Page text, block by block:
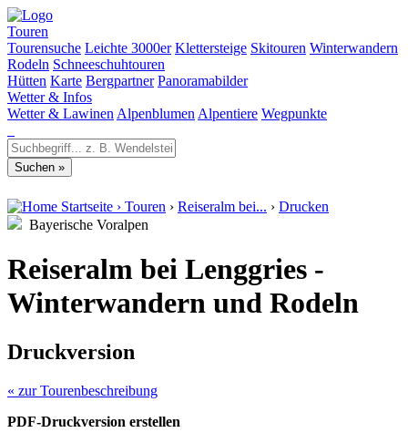
Touren
Tourensuche Leichte 3000er Klettersteige Skitouren Winterwandern
Rodeln Schneeschuhtouren
Hütten Karte Bergpartner Panoramabilder
Wetter & Infos
Wetter & Lawinen Alpenblumen Alpentiere Wegpunkte
Startseite › Touren › Reiseralm bei... › Drucken
Bayerische Voralpen
Reiseralm bei Lenggries -
Winterwandern und Rodeln
Druckversion
« zur Tourenbeschreibung
PDF-Druckversion erstellen